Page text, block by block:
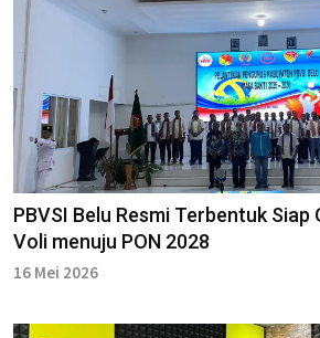
PBVSI Belu Resmi Terbentuk Siap
Voli menuju PON 2028
16 Mei 2026